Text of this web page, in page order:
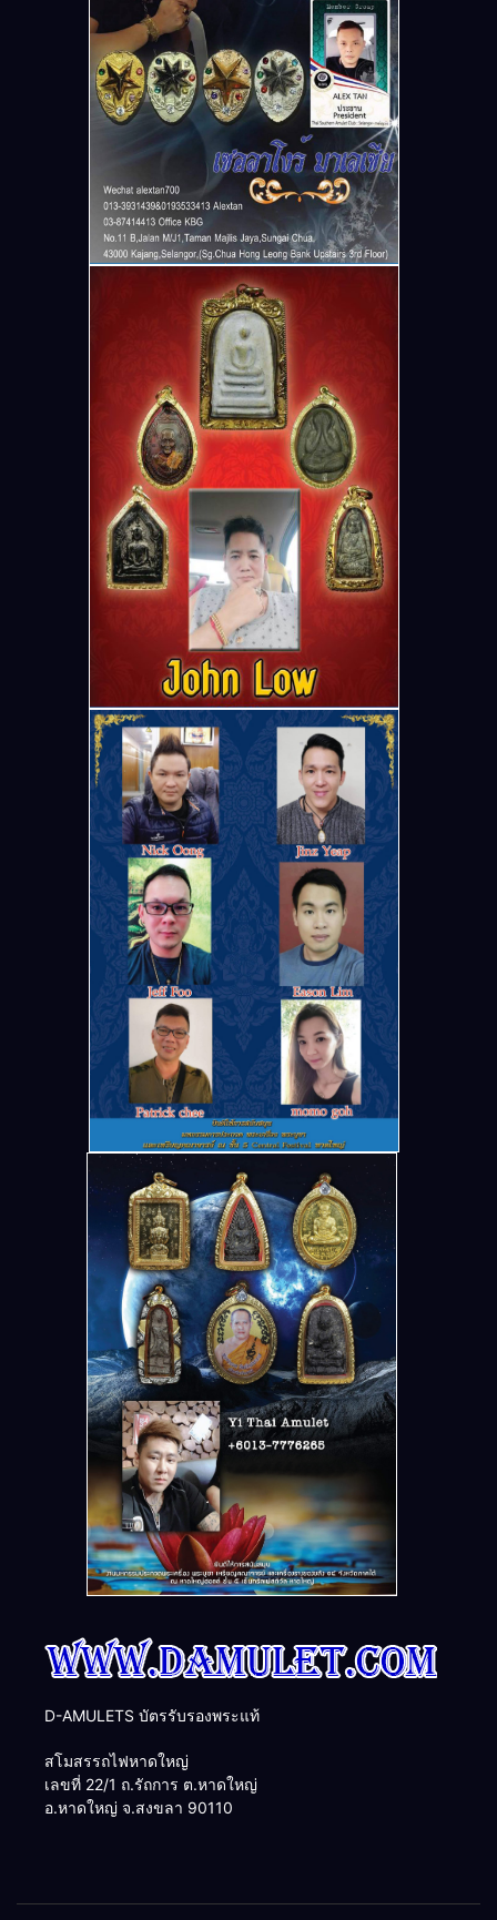
D-AMULETS บัตรรับรองพระแท้
สโมสรรถไฟหาดใหญ่
เลขที่ 22/1 ถ.รัถการ ต.หาดใหญ่
อ.หาดใหญ่ จ.สงขลา 90110